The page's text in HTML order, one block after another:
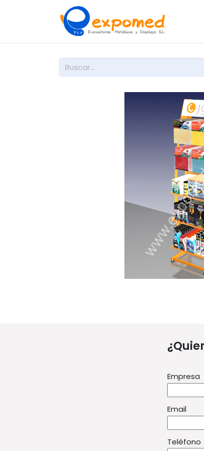
Empresa
Email
Teléfono